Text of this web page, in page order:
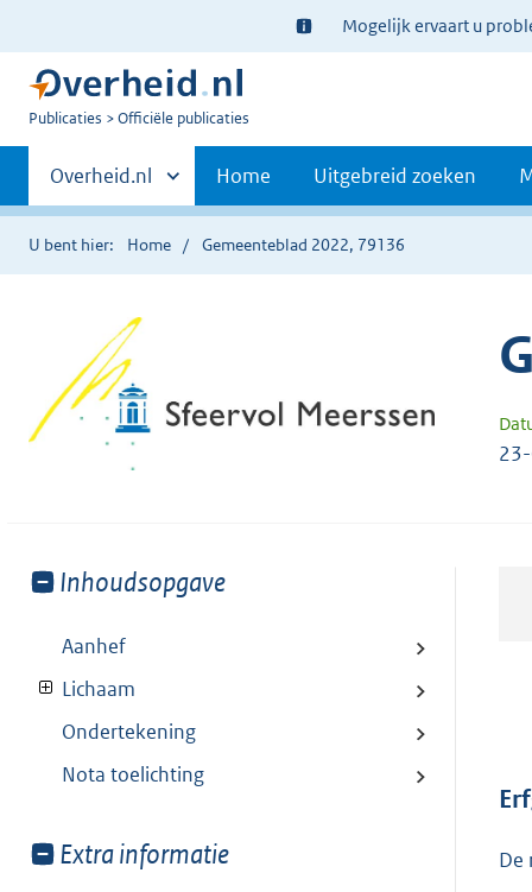
Ter
informatie:
Mogelijk ervaart u
U
Publicaties Officiële publicaties
Primaire
navigatie
Andere
sites
binnen
Overheid.nl Home Uitgebreid zoeken
U bent hier: Home Gemeenteblad 2022, 79136
Toon
van:
Inhoudsopgave
Aanhef
Lichaam
Ondertekening
Nota toelichting
Toon
Extra informatie De